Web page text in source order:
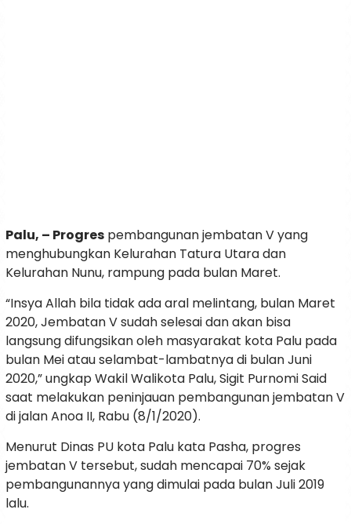
Palu, – Progres pembangunan jembatan V yang
menghubungkan Kelurahan Tatura Utara dan
Kelurahan Nunu, rampung pada bulan Maret.
“Insya Allah bila tidak ada aral melintang, bulan Maret
2020, Jembatan V sudah selesai dan akan bisa
langsung difungsikan oleh masyarakat kota Palu pada
bulan Mei atau selambat-lambatnya di bulan Juni
2020,” ungkap Wakil Walikota Palu, Sigit Purnomi Said
saat melakukan peninjauan pembangunan jembatan V
di jalan Anoa II, Rabu (8/1/2020).
Menurut Dinas PU kota Palu kata Pasha, progres
jembatan V tersebut, sudah mencapai 70% sejak
pembangunannya yang dimulai pada bulan Juli 2019
lalu.